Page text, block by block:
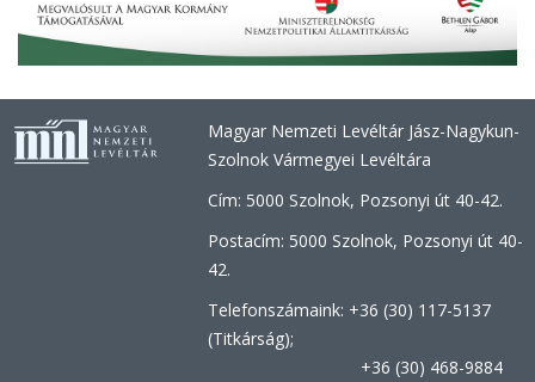
Magyar Nemzeti Levéltár Jász-Nagykun-
Szolnok Vármegyei Levéltára
Cím: 5000 Szolnok, Pozsonyi út 40-42.
Postacím: 5000 Szolnok, Pozsonyi út 40-
42.
Telefonszámaink: +36 (30) 117-5137
(Titkárság);
+36 (30) 468-9884